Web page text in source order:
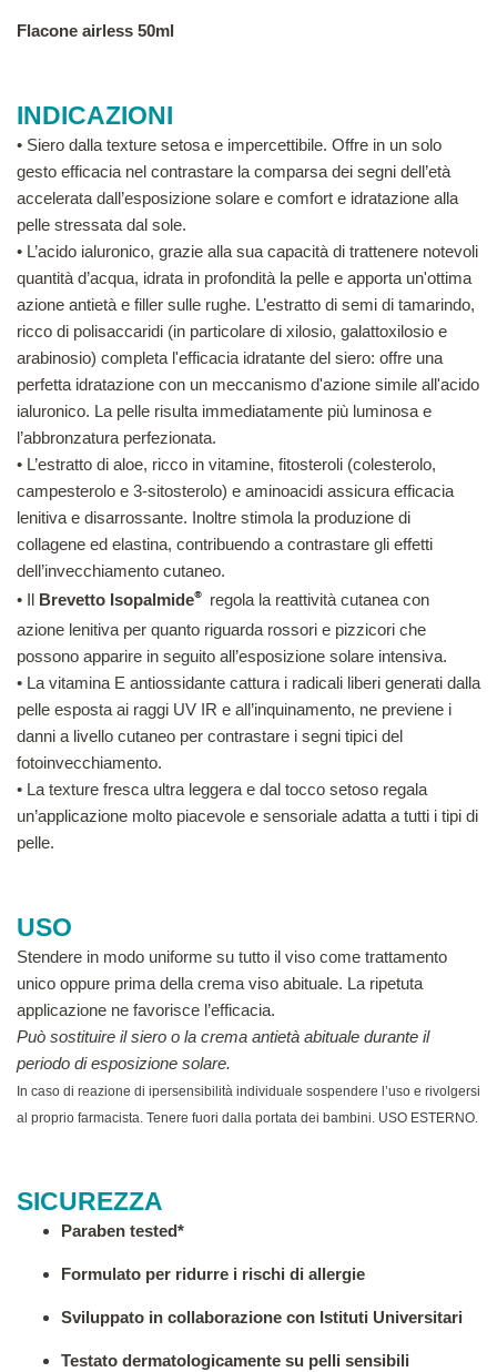
Flacone airless 50ml
INDICAZIONI
• Siero dalla texture setosa e impercettibile. Offre in un solo
gesto efficacia nel contrastare la comparsa dei segni dell’età
accelerata dall’esposizione solare e comfort e idratazione alla
pelle stressata dal sole.
• L’acido ialuronico, grazie alla sua capacità di trattenere notevoli
quantità d’acqua, idrata in profondità la pelle e apporta un'ottima
azione antietà e filler sulle rughe. L’estratto di semi di tamarindo,
ricco di polisaccaridi (in particolare di xilosio, galattoxilosio e
arabinosio) completa l'efficacia idratante del siero: offre una
perfetta idratazione con un meccanismo d'azione simile all'acido
ialuronico. La pelle risulta immediatamente più luminosa e
l’abbronzatura perfezionata.
• L’estratto di aloe, ricco in vitamine, fitosteroli (colesterolo,
campesterolo e 3-sitosterolo) e aminoacidi assicura efficacia
lenitiva e disarrossante. Inoltre stimola la produzione di
collagene ed elastina, contribuendo a contrastare gli effetti
dell’invecchiamento cutaneo.
• Il Brevetto Isopalmide® regola la reattività cutanea con
azione lenitiva per quanto riguarda rossori e pizzicori che
possono apparire in seguito all’esposizione solare intensiva.
• La vitamina E antiossidante cattura i radicali liberi generati dalla
pelle esposta ai raggi UV IR e all’inquinamento, ne previene i
danni a livello cutaneo per contrastare i segni tipici del
fotoinvecchiamento.
• La texture fresca ultra leggera e dal tocco setoso regala
un’applicazione molto piacevole e sensoriale adatta a tutti i tipi di
pelle.
USO
​Stendere in modo uniforme su tutto il viso come trattamento
unico oppure prima della crema viso abituale. La ripetuta
applicazione ne favorisce l’efficacia.
Può sostituire il siero o la crema antietà abituale durante il
periodo di esposizione solare.
In caso di reazione di ipersensibilità individuale sospendere l’uso e rivolgersi
al proprio farmacista. Tenere fuori dalla portata dei bambini. USO ESTERNO.
SICUREZZA
Paraben tested*
Formulato per ridurre i rischi di allergie
Sviluppato in collaborazione con Istituti Universitari
Testato dermatologicamente su pelli sensibili